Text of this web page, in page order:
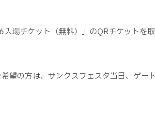
場チケット（無料）」のQRチケットを
望の方は、サンクスフェスタ当日、ゲー